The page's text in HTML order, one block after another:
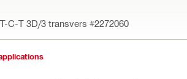
C-T 3D/3 transvers #2272060